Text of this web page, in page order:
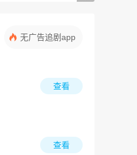
无广告追剧app
查看
查看